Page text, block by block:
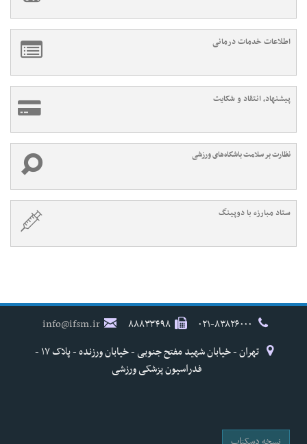
اطلاعات خدمات درمانی
پیشنهاد، انتقاد و شکایت
نظارت بر سلامت باشگاه‌های ورزشی
ستاد مبارزه با دوپینگ
۸۸۸۳۳۴۹۸
info@ifsm.ir
تهران - خیابان شهید مفتح جنوبی - خیابان ورزنده - پلاک ۱۷ -
فدراسیون پزشکی ورزشی